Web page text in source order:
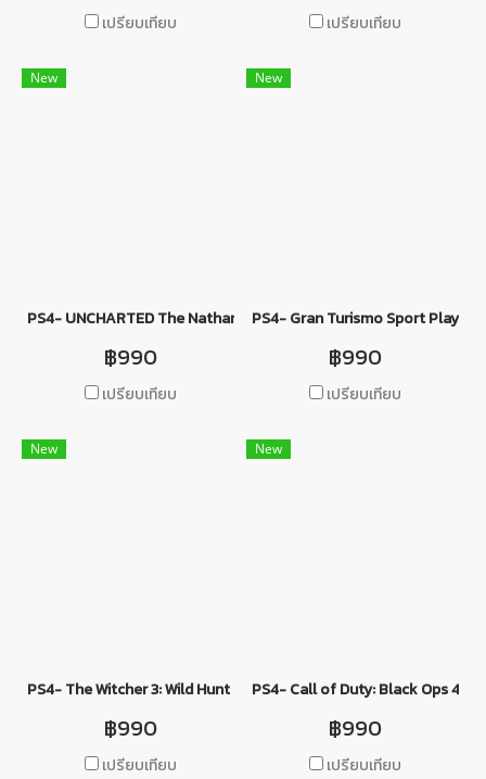
เปรียบเทียบ เปรียบเทียบ
New
PS4- UNCHARTED The Nathan Drake Collection
฿990
เปรียบเทียบ
New
PS4- Gran Turismo Sport
฿990
เปรียบเทียบ
New
PS4- The Witcher 3: Wild Hunt – Game of the Year Edition
฿990
เปรียบเทียบ
New
PS4- Call of Duty: Black Ops 4
฿990
เปรียบเทียบ